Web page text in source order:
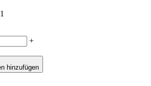
+
hinzufügen